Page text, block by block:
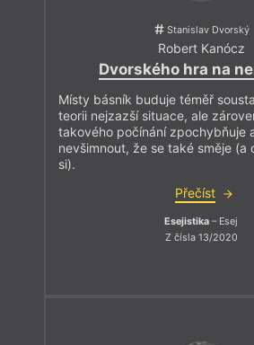
Stanislav Dvorský
Robert Kanócz
Dvorského hra na
Místy básník buduje téměř
teorii nejzazší situace, ale
takového počínání zpochybňuje
nevšimnout, že se také směje (a
si).
Přečíst
Esejistika – Esej
Z čísla 13/2020